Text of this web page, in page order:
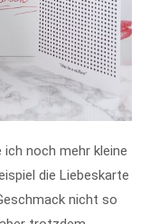
noch mehr kleine
die Liebeskarte
nicht so